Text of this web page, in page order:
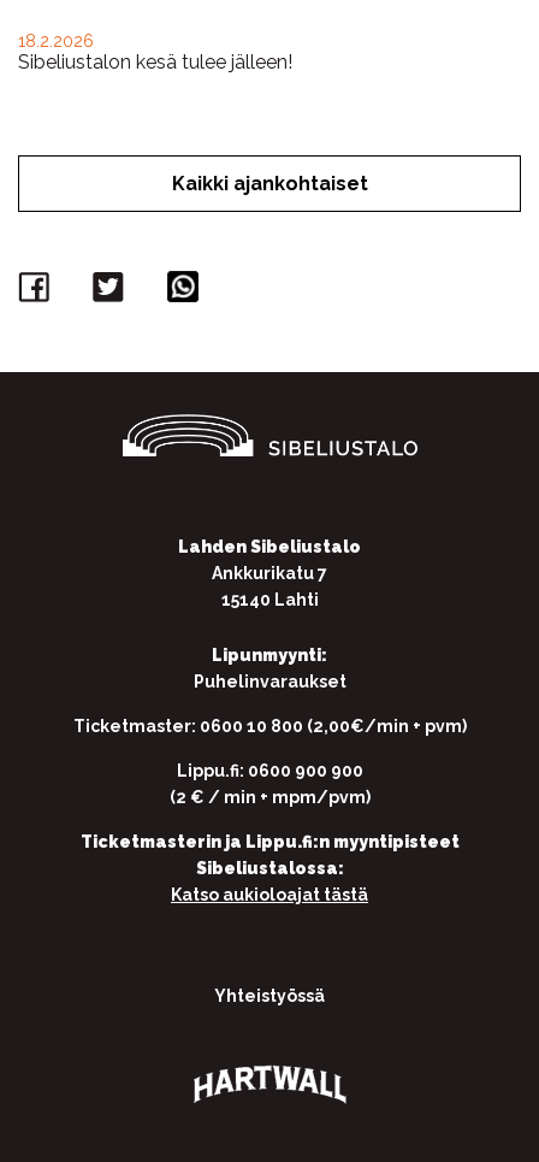
18.2.2026
Sibeliustalon kesä tulee jälleen!
Kaikki ajankohtaiset
Facebook
Twitter
Lahden Sibeliustalo
Ankkurikatu 7
15140 Lahti
Lipunmyynti:
Puhelinvaraukset
Ticketmaster: 0600 10 800 (2,00€/min + pvm)
Lippu.fi: 0600 900 900
(2 € / min + mpm/pvm)
Ticketmasterin ja Lippu.fi:n myyntipisteet
Sibeliustalossa:
Katso aukioloajat tästä
Yhteistyössä